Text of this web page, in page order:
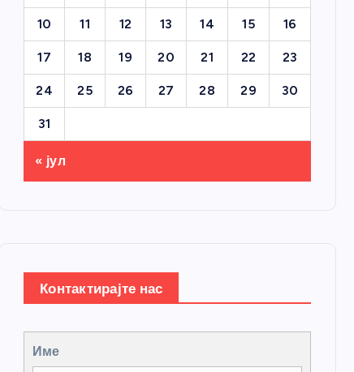
10 11 12 13 14 15 16
17 18 19 20 21 22 23
24 25 26 27 28 29 30
31
« јул
Контактирајте нас
Име